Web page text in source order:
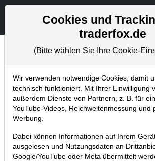
Börsenmagazine
Home Blog Börsenmagazine
Das High-Quality-
"aktien". Diese Aktien
im Depot!
30.11.2015 um 10:36 Uhr | TraderFox GmbH
Cookies und
traderfox.de
(Bitte wählen Sie Ihre Cookie-
Wir verwenden notwendige Cookies, damit
technisch funktioniert. Mit Ihrer Einwilligung
außerdem Dienste von Partnern, z. B. für
YouTube-Videos, Reichweitenmessung und
Werbung.
Dabei können Informationen auf Ihrem
ausgelesen und Nutzungsdaten an
Google/YouTube oder Meta übermittelt